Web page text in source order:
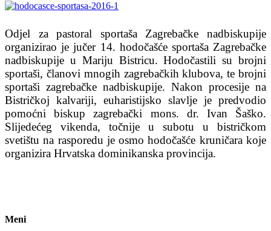
Odjel za pastoral sportaša Zagrebačke nadbiskupije
organizirao je jučer 14. hodočašće sportaša Zagrebačke
nadbiskupije u Mariju Bistricu. Hodočastili su brojni
sportaši, članovi mnogih zagrebačkih klubova, te brojni
sportaši zagrebačke nadbiskupije. Nakon procesije na
Bistričkoj kalvariji, euharistijsko slavlje je predvodio
pomoćni biskup zagrebački mons. dr. Ivan Šaško.
Slijedećeg vikenda, točnije u subotu u bistričkom
svetištu na rasporedu je osmo hodočašće kruničara koje
organizira Hrvatska dominikanska provincija.
Meni